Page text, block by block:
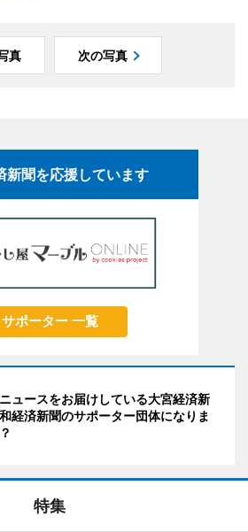
真 次の写真
新聞を応援しています
サポーター 一覧
ュースをお届けしている大宮経済新
経済新聞のサポーター団体になりま
特集